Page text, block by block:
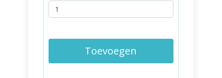
Toevoegen